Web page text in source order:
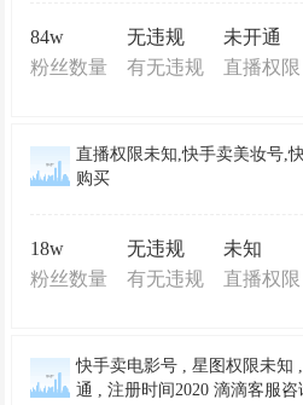
84w 无违规 未开通
粉丝数量
有无违规 直播权限
直播权限未知,快手卖美妆号,
购买
18w 无违规 未知
粉丝数量
有无违规 直播权限
快手卖电影号 , 星图权限未知
通 , 注册时间2020 滴滴客服咨